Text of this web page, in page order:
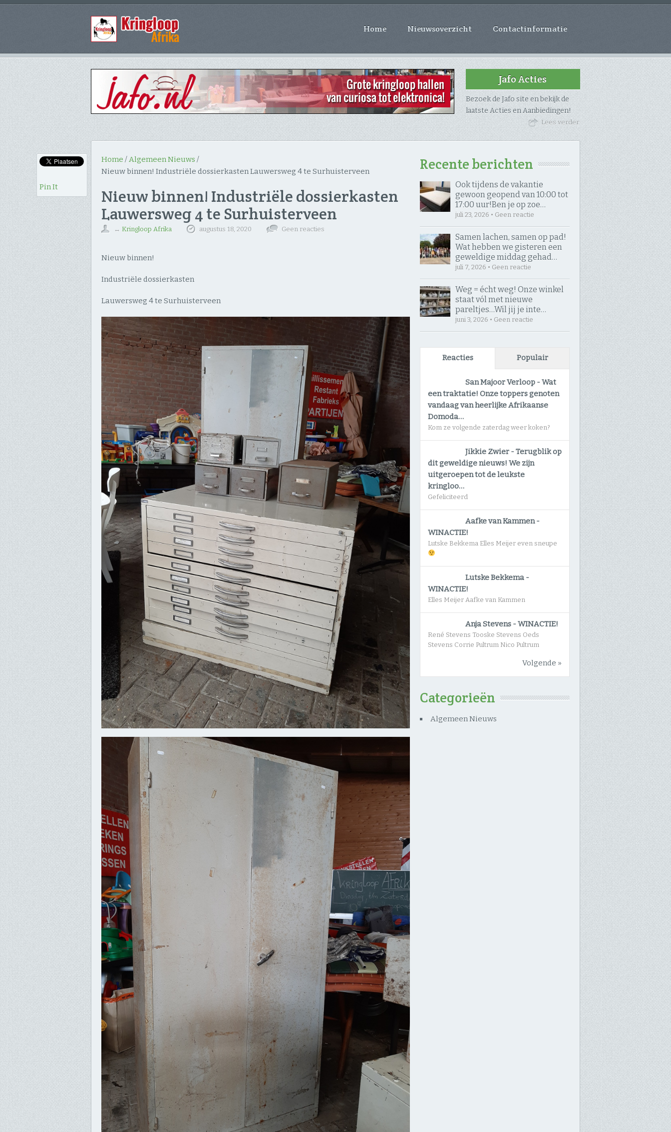
Home Nieuwsoverzicht Contactinformatie
Jafo Acties
Bezoek de Jafo site en bekijk de
laatste Acties en Aanbiedingen!
Lees verder
Home /Algemeen Nieuws /
Nieuw binnen! Industriële dossierkasten Lauwersweg 4 te Surhuisterveen
Nieuw binnen! Industriële dossierkasten
Lauwersweg 4 te Surhuisterveen
↔ Kringloop Afrika augustus 18, 2020 Geen reacties
Nieuw binnen!
Industriële dossierkasten
Lauwersweg 4 te Surhuisterveen
Pin It
Recente berichten
Ook tijdens de vakantie
gewoon geopend van 10:00 tot
17:00 uur! ​Ben je op zoe…
juli 23, 2026 • Geen reactie
Samen lachen, samen op pad! ​
Wat hebben we gisteren een
geweldige middag gehad…
juli 7, 2026 • Geen reactie
Weg = écht weg! Onze winkel
staat vól met nieuwe
pareltjes… ​Wil jij je inte…
juni 3, 2026 • Geen reactie
Reacties Populair
San Majoor Verloop -Wat
een traktatie! Onze toppers genoten
vandaag van heerlijke Afrikaanse
Domoda…
Kom ze volgende zaterdag weer koken?
Jikkie Zwier -Terugblik op
dit geweldige nieuws! We zijn
uitgeroepen tot de leukste
kringloo…
Gefeliciteerd
Aafke van Kammen-
WINACTIE!
Lutske Bekkema Elles Meijer even sneupe
Lutske Bekkema -
WINACTIE!
Elles Meijer Aafke van Kammen
Anja Stevens -WINACTIE!
René Stevens Tooske Stevens Oeds
Stevens Corrie Pultrum Nico Pultrum
Volgende »
Categorieën
Algemeen Nieuws